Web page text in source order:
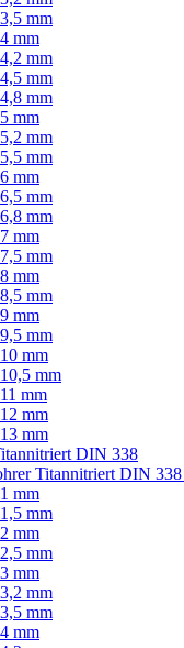
mm
mm
mm
mm
mm
mm
mm
mm
mm
mm
mm
mm
mm
mm
mm
mm
mm
mm
mm
mm
mm
mm
DIN 338
Titannitriert DIN 338
mm
mm
mm
mm
mm
mm
mm
mm